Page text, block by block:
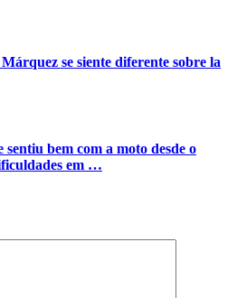
se siente diferente sobre la
sentiu bem com a moto desde o
em …